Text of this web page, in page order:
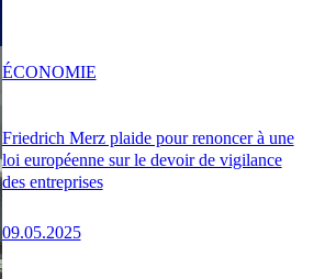
Friedrich Merz plaide pour renoncer à une
loi européenne sur le devoir de vigilance
des entreprises
09.05.2025
ÉCONOMIE